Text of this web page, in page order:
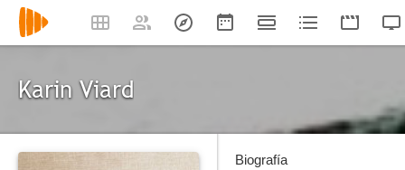
Karin Viard
Biografía